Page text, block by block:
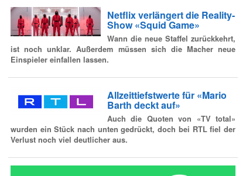
Netflix verlängert die Reality-
Show «Squid Game»
Wann die neue Staffel zurückkehrt,
ist noch unklar. Außerdem müssen sich die Macher neue
Einspieler einfallen lassen.
Allzeittiefstwerte für «Mario
Barth deckt auf»
Auch die Quoten von «TV total»
wurden ein Stück nach unten gedrückt, doch bei RTL fiel der
Verlust noch viel deutlicher aus.